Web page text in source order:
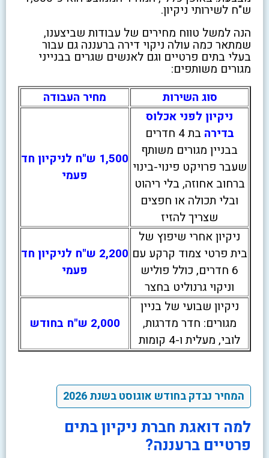
ש"ח לשירותי ניקיון.
הנה למשל טווח מחירים של עבודות שביצענו,
שמתאר כמה עולה ניקוי דירה ברעננה גם עבור
בעלי בתים פרטיים וגם לאנשים שגרים בבנייני
מגורים משותפים:
סוג השירות
מחיר העבודה
ניקיון לפני אכלוס
בדירה
בת 4 חדרים
בבניין מגורים משותף
שעבר פרויקט פינוי-בינוי
ברחוב אחוזה, בלי ריהוט
ובלי תכולה או חפצים
שצריך להזיז
1,500 ש"ח לניקיון חד
פעמי
ניקיון אחרי שיפוץ של
בית פרטי צמוד קרקע עם
6 חדרים, כולל פוליש
וניקוי גרנוליט בחצר
2,200 ש"ח לניקיון חד
פעמי
ניקיון שבועי של בניין
מגורים: חדר מדרגות,
לובי, מעלית ו-4 קומות
2,000 ש"ח בחודש
המחיר נבדק בחודש אוגוסט בשנת 2026
למה דואגת חברת ניקיון בתים
פרטיים ברעננה?